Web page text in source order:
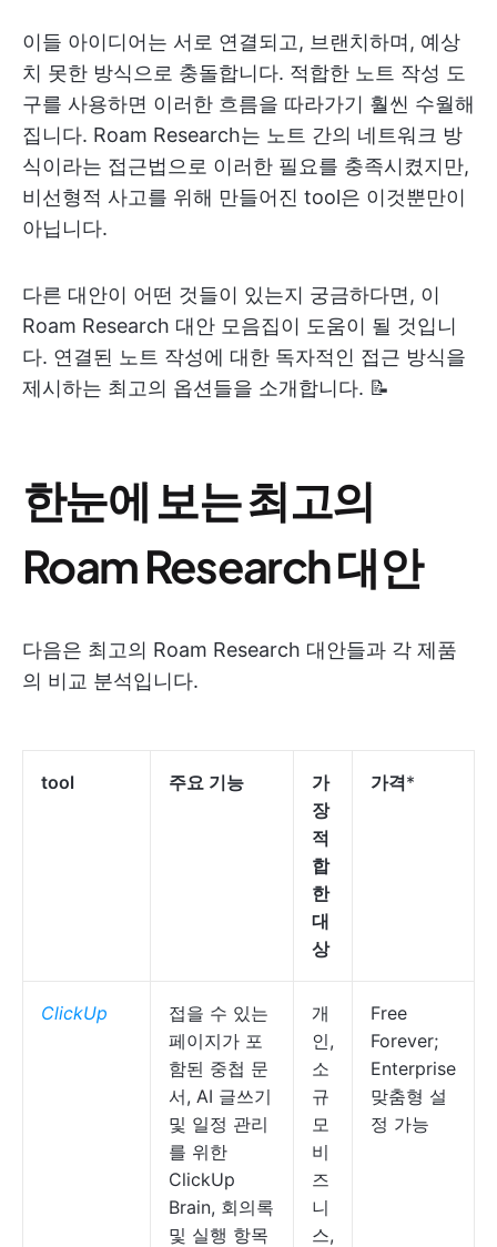
이들 아이디어는 서로 연결되고, 브랜치하며, 예상
치 못한 방식으로 충돌합니다. 적합한 노트 작성 도
구를 사용하면 이러한 흐름을 따라가기 훨씬 수월해
집니다. Roam Research는 노트 간의 네트워크 방
식이라는 접근법으로 이러한 필요를 충족시켰지만,
비선형적 사고를 위해 만들어진 tool은 이것뿐만이
아닙니다.
다른 대안이 어떤 것들이 있는지 궁금하다면, 이
Roam Research 대안 모음집이 도움이 될 것입니
다. 연결된 노트 작성에 대한 독자적인 접근 방식을
제시하는 최고의 옵션들을 소개합니다. 📝
한눈에 보는 최고의
Roam Research 대안
다음은 최고의 Roam Research 대안들과 각 제품
의 비교 분석입니다.
tool 주요 기능
가
장
적
합
한
대
상
가격*
ClickUp
접을 수 있는
페이지가 포
함된 중첩 문
서, AI 글쓰기
및 일정 관리
를 위한
ClickUp
Brain, 회의록
및 실행 항목
개
인,
소
규
모
비
즈
니
스,
Free
Forever;
Enterprise
맞춤형 설
정 가능